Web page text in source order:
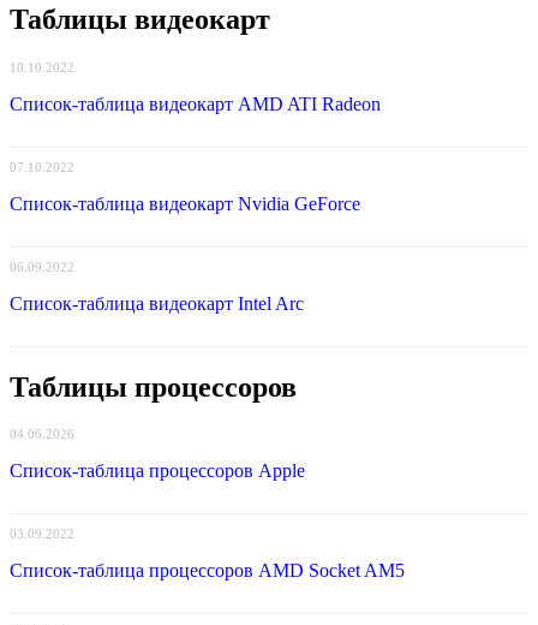
Таблицы видеокарт
10.10.2022
Список-таблица видеокарт AMD ATI Radeon
07.10.2022
Список-таблица видеокарт Nvidia GeForce
06.09.2022
Список-таблица видеокарт Intel Arc
Таблицы процессоров
04.06.2026
Список-таблица процессоров Apple
03.09.2022
Список-таблица процессоров AMD Socket AM5